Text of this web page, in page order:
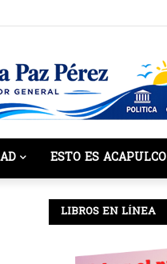
ESTO ES ACAPULCO
LIBROS EN LÍNEA